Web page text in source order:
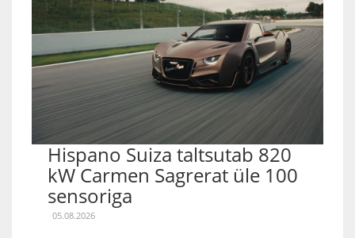
Hispano Suiza taltsutab 820
kW Carmen Sagrerat üle 100
sensoriga
05.08.2026